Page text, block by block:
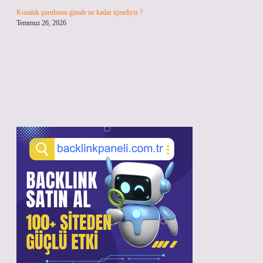
Kozalak şurubunu günde ne kadar içmeliyiz ?
Temmuz 26, 2026